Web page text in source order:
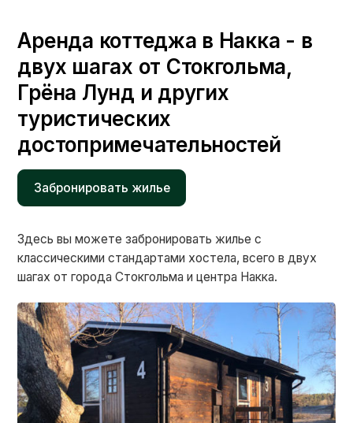
Аренда коттеджа в Накка - в
двух шагах от Стокгольма,
Грёна Лунд и других
туристических
достопримечательностей
Забронировать жилье
Здесь вы можете забронировать жилье с
классическими стандартами хостела, всего в двух
шагах от города Стокгольма и центра Накка.